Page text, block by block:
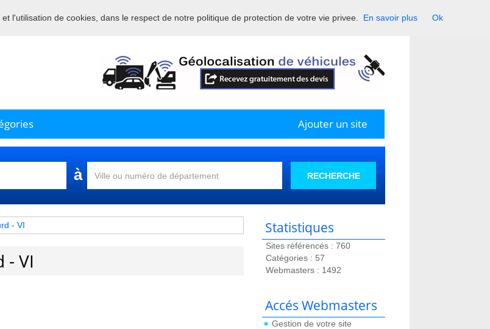
professionnel du transport et de la la logistique en France.
Ajouter un site
à RECHERCHE
Statistiques
Sites référencés : 760
Catégories : 57
Webmasters : 1492
Accés Webmasters
Gestion de votre site
- VI
- VI
l'utilisation de cookies, dans le respect de notre politique de protection de votre vie privee. En savoir plus Ok